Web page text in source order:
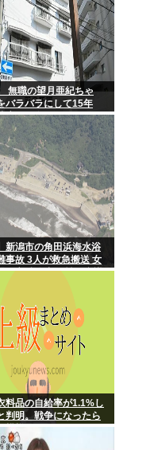
無職の望月亜紀ちゃ
バラバラにして15年
庫で保存
新潟市の角田浜海水浴
事故 3人が救急搬送 女
が心肺停止 男性は意識
料品の自給率が1.1%し
判明。戦争になったら
模様www